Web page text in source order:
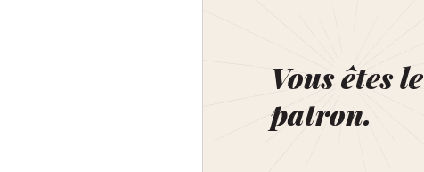
Vous êtes le
patron.